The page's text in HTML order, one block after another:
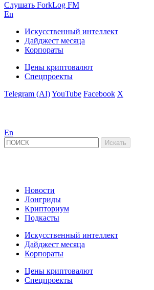
Слушать ForkLog FM
En
Искусственный интеллект
Дайджест месяца
Корпораты
Цены криптовалют
Спецпроекты
Telegram (AI)YouTube Facebook X
En
Новости
Лонгриды
Крипториум
Подкасты
Искусственный интеллект
Дайджест месяца
Корпораты
Цены криптовалют
Спецпроекты